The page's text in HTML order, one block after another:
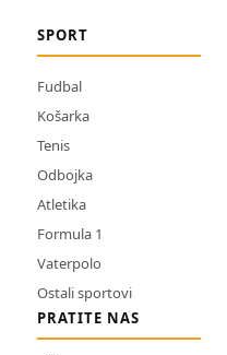
SPORT
Fudbal
Košarka
Tenis
Odbojka
Atletika
Formula 1
Vaterpolo
Ostali sportovi
PRATITE NAS